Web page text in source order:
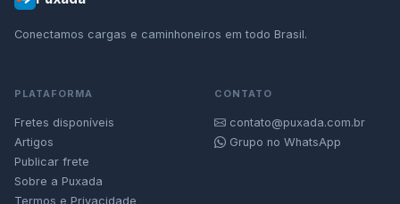
Conectamos cargas e caminhoneiros em todo Brasil.
PLATAFORMA
Fretes disponíveis
Artigos
Publicar frete
Sobre a Puxada
Termos e Privacidade
CONTATO
contato@puxada.com.br
Grupo no WhatsApp